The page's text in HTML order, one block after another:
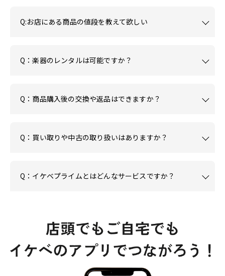
Q:お店にある商品の値段を教えて欲しい
Q：楽器のレンタルは可能ですか？
Q：商品購入後の交換や返品はできますか？
Q：買い取りや中古の取り扱いはありますか？
Q：イケベプライムとはどんなサービスですか？